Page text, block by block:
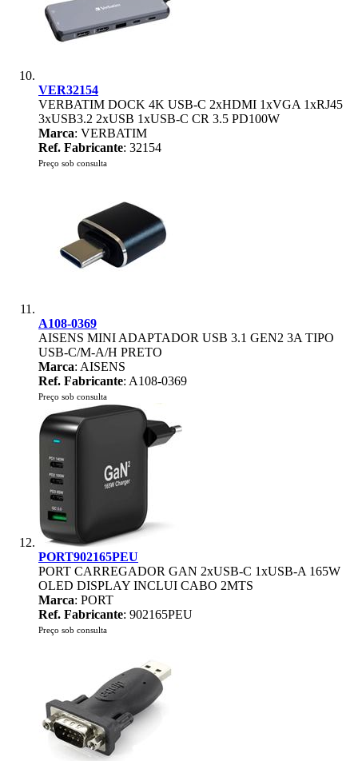
VER32154
VERBATIM DOCK 4K USB-C 2xHDMI 1xVGA 1xRJ45
3xUSB3.2 2xUSB 1xUSB-C CR 3.5 PD100W
Marca: VERBATIM
Ref. Fabricante: 32154
Preço sob consulta
A108-0369
AISENS MINI ADAPTADOR USB 3.1 GEN2 3A TIPO
USB-C/M-A/H PRETO
Marca: AISENS
Ref. Fabricante: A108-0369
Preço sob consulta
PORT902165PEU
PORT CARREGADOR GAN 2xUSB-C 1xUSB-A 165W
OLED DISPLAY INCLUI CABO 2MTS
Marca: PORT
Ref. Fabricante: 902165PEU
Preço sob consulta